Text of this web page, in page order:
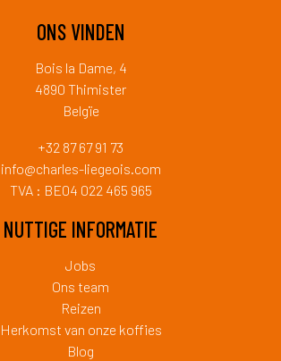
ONS VINDEN
Bois la Dame, 4
4890 Thimister
Belgïe
+32 87 67 91 73
info@charles-liegeois.com
TVA : BE04 022 465 965
NUTTIGE INFORMATIE
Jobs
Ons team
Reizen
Herkomst van onze koffies
Blog